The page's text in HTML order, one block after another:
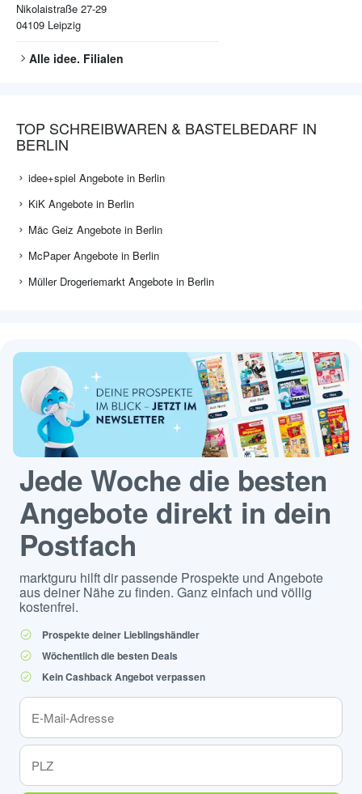
Nikolaistraße 27-29
04109 Leipzig
Alle idee. Filialen
TOP SCHREIBWAREN & BASTELBEDARF IN
BERLIN
idee+spiel Angebote in Berlin
KiK Angebote in Berlin
Mäc Geiz Angebote in Berlin
McPaper Angebote in Berlin
Müller Drogeriemarkt Angebote in Berlin
Jede Woche die besten
Angebote direkt in dein
Postfach
marktguru hilft dir passende Prospekte und Angebote
aus deiner Nähe zu finden. Ganz einfach und völlig
kostenfrei.
Prospekte deiner Lieblingshändler
Wöchentlich die besten Deals
Kein Cashback Angebot verpassen